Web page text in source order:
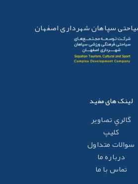
سپاهان شهرداری اصفهان
لینک های مفید
گالري تصاوير
کليپ
سوالات متداول
درباره ما
تماس با ما